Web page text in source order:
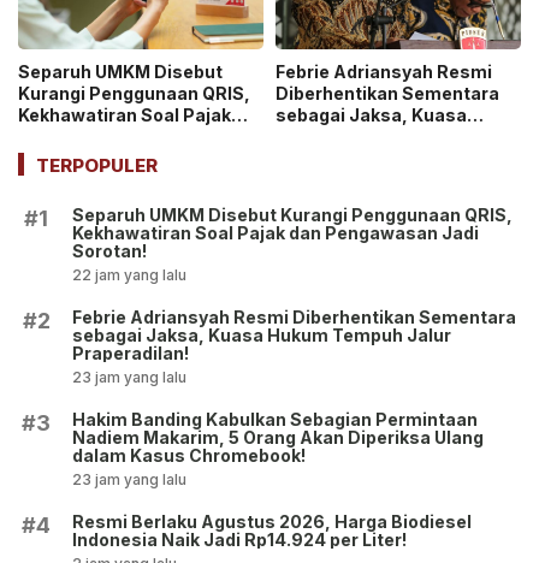
Separuh UMKM Disebut
Kurangi Penggunaan QRIS,
Kekhawatiran Soal Pajak
Sorotan!
Febrie Adriansyah Resmi
Diberhentikan Sementara
sebagai Jaksa, Kuasa
TERPOPULER
#1
Separuh UMKM Disebut Kurangi Penggunaan QRIS,
Kekhawatiran Soal Pajak dan Pengawasan Jadi
Sorotan!
22 jam yang lalu
#2
Febrie Adriansyah Resmi Diberhentikan Sementara
sebagai Jaksa, Kuasa Hukum Tempuh Jalur
Praperadilan!
23 jam yang lalu
#3
Hakim Banding Kabulkan Sebagian Permintaan
Nadiem Makarim, 5 Orang Akan Diperiksa Ulang
dalam Kasus Chromebook!
23 jam yang lalu
#4
Resmi Berlaku Agustus 2026, Harga Biodiesel
Indonesia Naik Jadi Rp14.924 per Liter!